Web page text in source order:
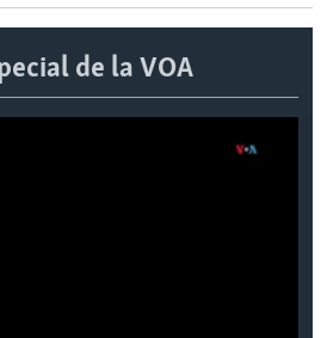
de la VOA